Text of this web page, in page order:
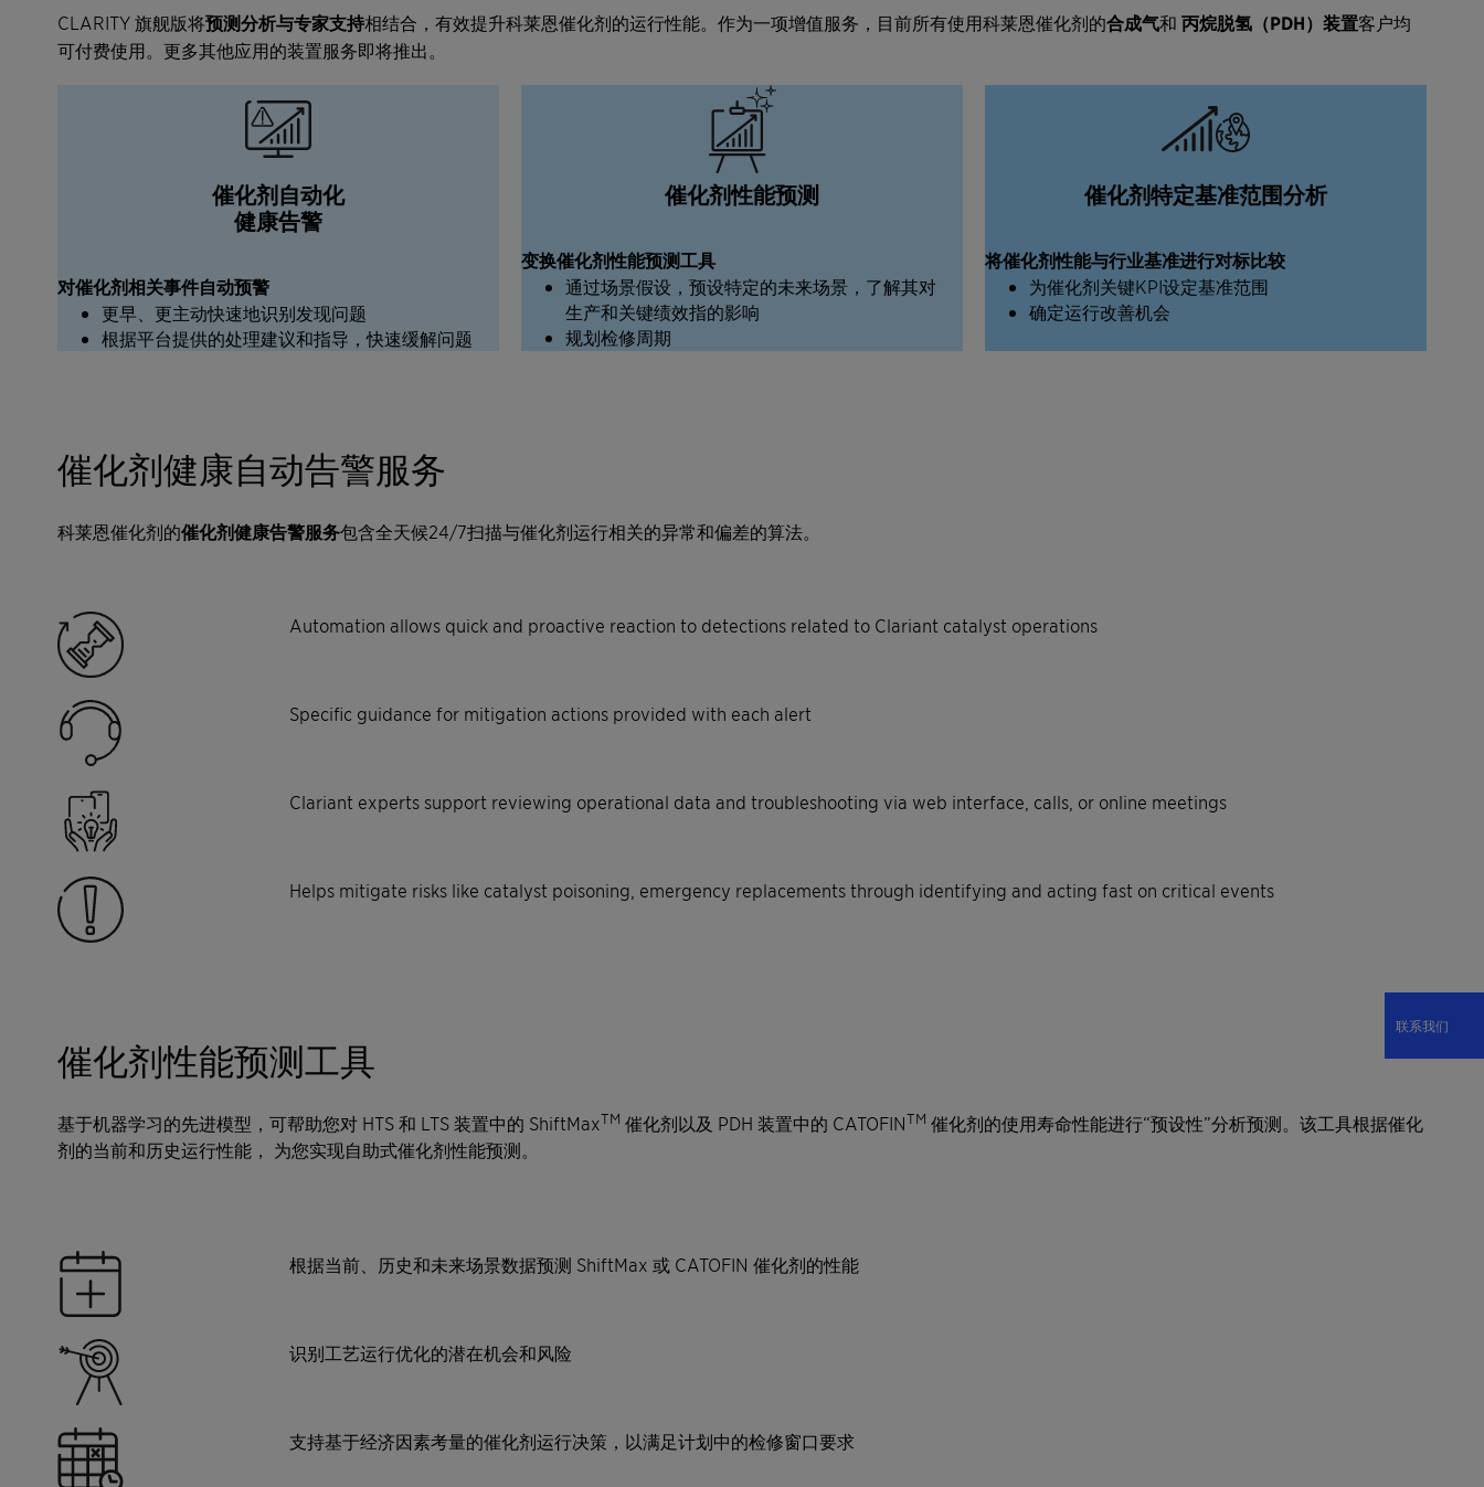
CLARITY 旗舰版将预测分析与专家支持相结合，有效提升科莱恩催化剂的运行性能。作为一项增值服务，目前所有使用科莱恩催化剂的合成气和 丙烷脱氢（PDH）装置客户均
可付费使用。更多其他应用的装置服务即将推出。
催化剂自动化
健康告警
对催化剂相关事件自动预警
更早、更主动快速地识别发现问题
根据平台提供的处理建议和指导，快速缓解问题
催化剂性能预测
变换催化剂性能预测工具
通过场景假设，预设特定的未来场景，了解其对
生产和关键绩效指的影响
规划检修周期
催化剂特定基准范围分析
将催化剂性能与行业基准进行对标比较
为催化剂关键KPI设定基准范围
确定运行改善机会
催化剂健康自动告警服务
科莱恩催化剂的催化剂健康告警服务包含全天候24/7扫描与催化剂运行相关的异常和偏差的算法。
Automation allows quick and proactive reaction to detections related to Clariant catalyst operations
Specific guidance for mitigation actions provided with each alert
Clariant experts support reviewing operational data and troubleshooting via web interface, calls, or online meetings
Helps mitigate risks like catalyst poisoning, emergency replacements through identifying and acting fast on critical events
催化剂性能预测工具
基于机器学习的先进模型，可帮助您对 HTS 和 LTS 装置中的 ShiftMaxTM 催化剂以及 PDH 装置中的 CATOFINTM 催化剂的使用寿命性能进行“预设性”分析预测。该工具根据催化
剂的当前和历史运行性能， 为您实现自助式催化剂性能预测。
根据当前、历史和未来场景数据预测 ShiftMax 或 CATOFIN 催化剂的性能
识别工艺运行优化的潜在机会和风险
支持基于经济因素考量的催化剂运行决策，以满足计划中的检修窗口要求
联系我们